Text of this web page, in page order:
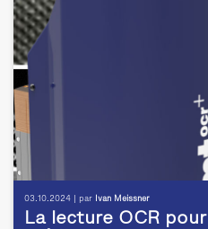
03.10.2024 | par Ivan Meissner
La lecture OCR